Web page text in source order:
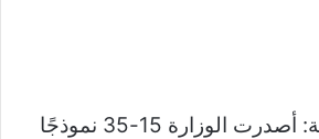
النماذج الوزارية: أصدرت الوزارة 15-35 نموذجًا